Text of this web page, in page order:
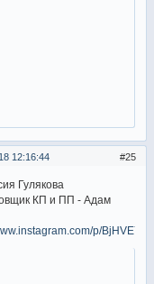
25
12:16:44
Гулякова
КП и ПП - Адам
p/